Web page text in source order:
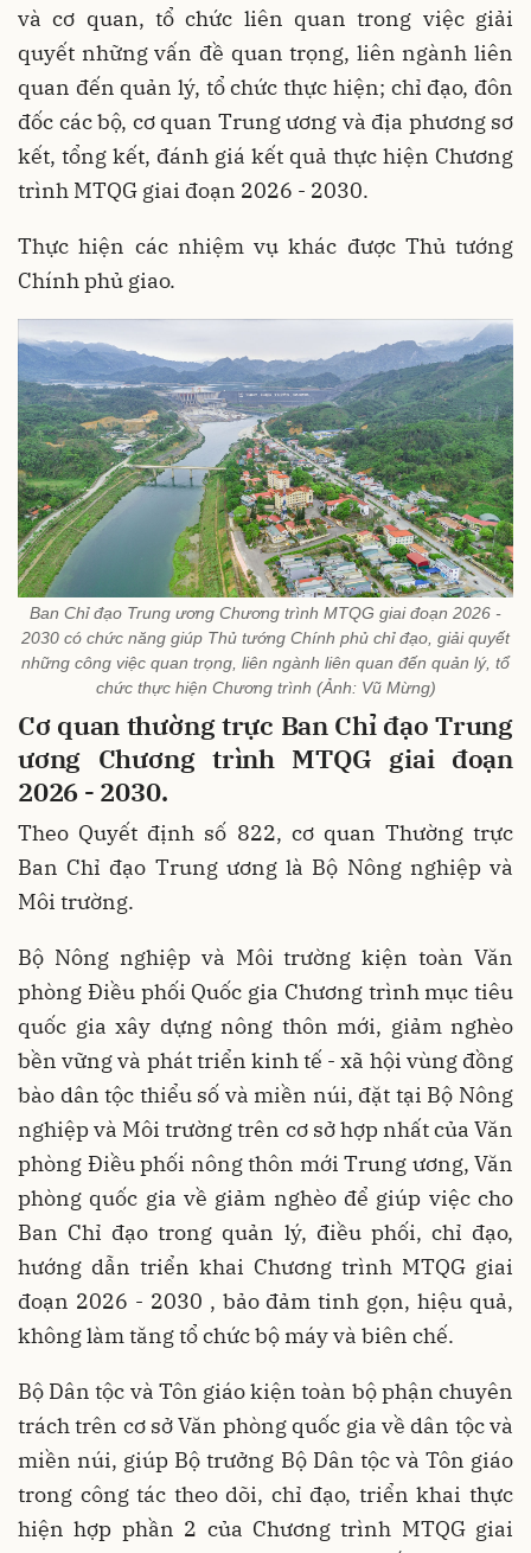
và cơ quan, tổ chức liên quan trong việc giải
quyết những vấn đề quan trọng, liên ngành liên
quan đến quản lý, tổ chức thực hiện; chỉ đạo, đôn
đốc các bộ, cơ quan Trung ương và địa phương sơ
kết, tổng kết, đánh giá kết quả thực hiện Chương
trình MTQG giai đoạn 2026 - 2030.
Thực hiện các nhiệm vụ khác được Thủ tướng
Chính phủ giao.
Ban Chỉ đạo Trung ương Chương trình MTQG giai đoạn 2026 -
2030 có chức năng giúp Thủ tướng Chính phủ chỉ đạo, giải quyết
những công việc quan trọng, liên ngành liên quan đến quản lý, tổ
chức thực hiện Chương trình (Ảnh: Vũ Mừng)
Cơ quan thường trực Ban Chỉ đạo Trung
ương Chương trình MTQG giai đoạn
2026 - 2030.
Theo Quyết định số 822, cơ quan Thường trực
Ban Chỉ đạo Trung ương là Bộ Nông nghiệp và
Môi trường.
Bộ Nông nghiệp và Môi trường kiện toàn Văn
phòng Điều phối Quốc gia Chương trình mục tiêu
quốc gia xây dựng nông thôn mới, giảm nghèo
bền vững và phát triển kinh tế - xã hội vùng đồng
bào dân tộc thiểu số và miền núi, đặt tại Bộ Nông
nghiệp và Môi trường trên cơ sở hợp nhất của Văn
phòng Điều phối nông thôn mới Trung ương, Văn
phòng quốc gia về giảm nghèo để giúp việc cho
Ban Chỉ đạo trong quản lý, điều phối, chỉ đạo,
hướng dẫn triển khai Chương trình MTQG giai
đoạn 2026 - 2030 , bảo đảm tinh gọn, hiệu quả,
không làm tăng tổ chức bộ máy và biên chế.
Bộ Dân tộc và Tôn giáo kiện toàn bộ phận chuyên
trách trên cơ sở Văn phòng quốc gia về dân tộc và
miền núi, giúp Bộ trưởng Bộ Dân tộc và Tôn giáo
trong công tác theo dõi, chỉ đạo, triển khai thực
hiện hợp phần 2 của Chương trình MTQG giai